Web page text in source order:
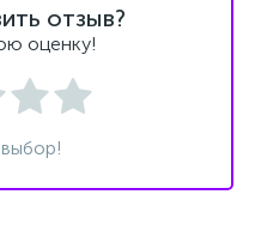
отзыв?
оценку!